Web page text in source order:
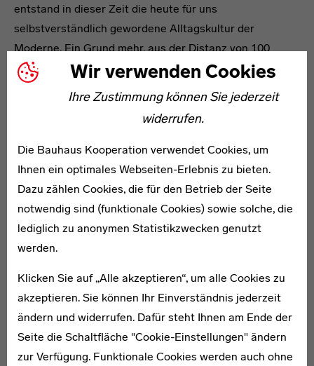
Wir verwenden Cookies
Ihre Zustimmung können Sie jederzeit
widerrufen.
Die Bauhaus Kooperation verwendet Cookies, um
Ihnen ein optimales Webseiten-Erlebnis zu bieten.
Dazu zählen Cookies, die für den Betrieb der Seite
notwendig sind (funktionale Cookies) sowie solche, die
lediglich zu anonymen Statistikzwecken genutzt
werden.
Klicken Sie auf „Alle akzeptieren“, um alle Cookies zu
akzeptieren. Sie können Ihr Einverständnis jederzeit
ändern und widerrufen. Dafür steht Ihnen am Ende der
Seite die Schaltfläche "Cookie-Einstellungen" ändern
zur Verfügung. Funktionale Cookies werden auch ohne
entstand in dieser Zeit die heute für uns
selbstverständlich gewordene Alltagskultur der
Moderne. Ein Grund mehr, aus der Distanz von 100
Jahren die historischen Umstände, die Visionen und
und Netzwerke des Bauhauses anhand der Dinge zu
vergegenwärtigen, die durch die Sammlungstätigkeit
seit 1976 erhalten sind.
Gleichzeitig verknüpft die Ausstellung räumlich und
Bauhausgebäudes beispielsweise die Abläufe des
Unterrichts und des Zusammenlebens der
Bauhäusler*innen beim Begehen der Architektur
nachvollziehen können, werden Ideen und Alltag,
Klassen und Werkstätten, Lehrer und Schüler durch